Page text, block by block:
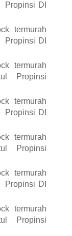
Propinsi DI
termurah
Propinsi DI
termurah
Propinsi
termurah
Propinsi DI
termurah
Propinsi
termurah
Propinsi DI
termurah
Propinsi